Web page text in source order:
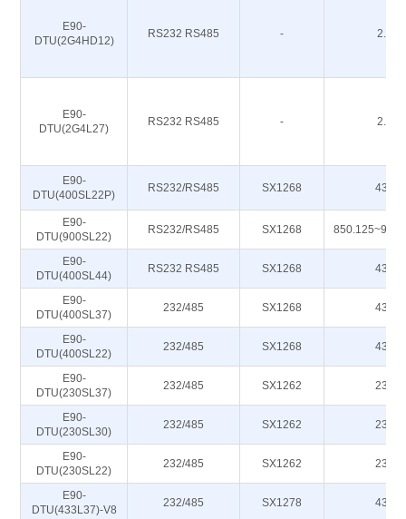
E90-
DTU(2G4HD12)
RS232 RS485 - 2.4G
E90-
DTU(2G4L27)
RS232 RS485 - 2.4G
E90-
DTU(400SL22P)
RS232/RS485 SX1268 433M
E90-
DTU(900SL22)
RS232/RS485 SX1268
E90-
DTU(400SL44)
RS232 RS485 SX1268 433M
E90-
DTU(400SL37)
232/485 SX1268 433M
E90-
DTU(400SL22)
232/485 SX1268 433M
E90-
DTU(230SL37)
232/485 SX1262 230M
E90-
DTU(230SL30)
232/485 SX1262 230M
E90-
DTU(230SL22)
232/485 SX1262 230M
E90-
DTU(433L37)-V8
232/485 SX1278 433M